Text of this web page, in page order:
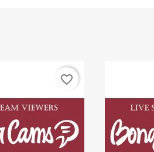
favorite_border